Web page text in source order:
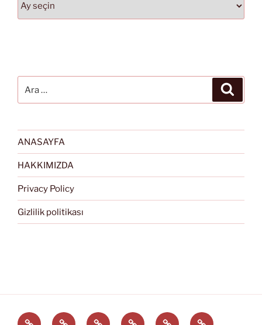
ANASAYFA
HAKKIMIZDA
Privacy Policy
Gizlilik politikası
Türkçe English Svenskaالعربية 中 EĞİTİM